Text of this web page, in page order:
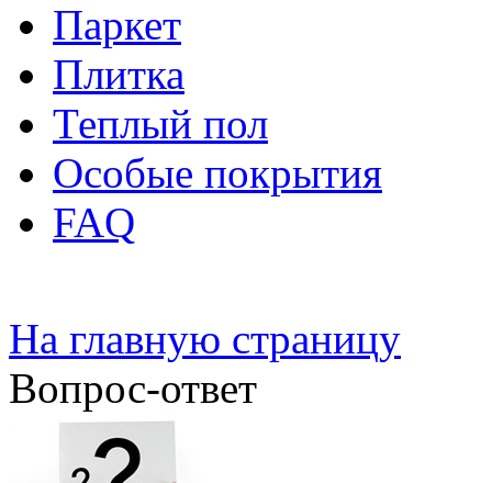
Паркет
Плитка
Теплый пол
Особые покрытия
FAQ
На главную страницу
Вопрос-ответ